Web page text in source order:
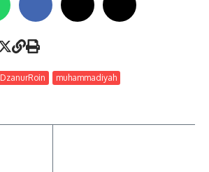
DzanurRoin muhammadiyah